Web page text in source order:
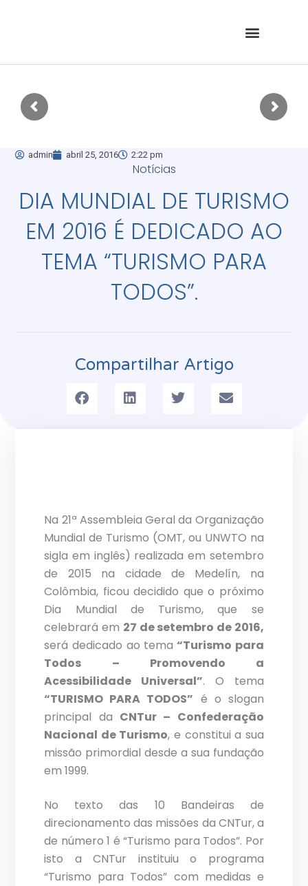
admin abril 25, 2016 2:22 pm
Notícias
DIA MUNDIAL DE TURISMO
EM 2016 É DEDICADO AO
TEMA “TURISMO PARA
TODOS”.
Compartilhar Artigo
Na 21ª Assembleia Geral da Organização
Mundial de Turismo (OMT, ou UNWTO na
sigla em inglês) realizada em setembro
de 2015 na cidade de Medelín, na
Colômbia, ficou decidido que o próximo
Dia Mundial de Turismo, que se
celebrará em 27 de setembro de 2016,
será dedicado ao tema “Turismo para
Todos
– Promovendo a
Acessibilidade Universal”. O tema
“TURISMO PARA TODOS” é o slogan
principal da CNTur – Confederação
Nacional de Turismo, e constitui a sua
missão primordial desde a sua fundação
em 1999.
No texto das 10 Bandeiras de
direcionamento das missões da CNTur, a
de número 1 é “Turismo para Todos”. Por
isto a CNTur instituiu o programa
“Turismo para Todos” com medidas e